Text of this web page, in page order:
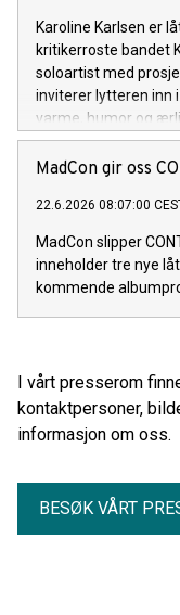
Karoline Karlsen er
kritikerroste bandet
soloartist med
inviterer lytteren inn
varme, humor og
MadCon gir oss
22.6.2026 08:07:00
MadCon slipper
inneholder tre nye
kommende
I vårt presserom
kontaktpersoner,
informasjon om oss.
BESØK VÅRT